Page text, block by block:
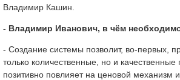
Владимир Кашин.
- Владимир Иванович, в чём
- Создание системы позволит, во-первых,
только количественные, но и
позитивно повлияет на ценовой механизм